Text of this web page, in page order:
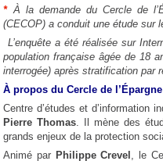
* À la demande du Cercle de
(CECOP) a conduit une étude sur
L’enquête a été réalisée sur
population française âgée de 18
interrogée) après stratification par
À propos du Cercle de l’Épargne
Centre d’études et d’information
Pierre Thomas. Il mène des
grands enjeux de la protection
Animé par Philippe Crevel , le